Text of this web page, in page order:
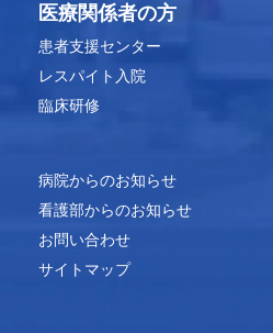
医療関係者の方
患者支援センター
レスパイト入院
臨床研修
病院からのお知らせ
看護部からのお知らせ
お問い合わせ
サイトマップ